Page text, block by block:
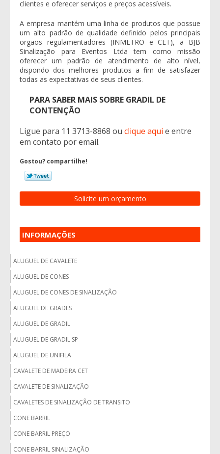
clientes e oferecer serviços e preços acessíveis.
A empresa mantém uma linha de produtos que possue
um alto padrão de qualidade definido pelos principais
orgãos regulamentadores (INMETRO e CET), a BJB
Sinalização para Eventos Ltda tem como missão
oferecer um padrão de atendimento de alto nível,
dispondo dos melhores produtos a fim de satisfazer
todas as expectativas de seus clientes.
PARA SABER MAIS SOBRE GRADIL DE
CONTENÇÃO
Ligue para 11 3713-8868 ou clique aqui e entre
em contato por email.
Gostou? compartilhe!
Solicite um orçamento
INFORMAÇÕES
ALUGUEL DE CAVALETE
ALUGUEL DE CONES
ALUGUEL DE CONES DE SINALIZAÇÃO
ALUGUEL DE GRADES
ALUGUEL DE GRADIL
ALUGUEL DE GRADIL SP
ALUGUEL DE UNIFILA
CAVALETE DE MADEIRA CET
CAVALETE DE SINALIZAÇÃO
CAVALETES DE SINALIZAÇÃO DE TRANSITO
CONE BARRIL
CONE BARRIL PREÇO
CONE BARRIL SINALIZAÇÃO